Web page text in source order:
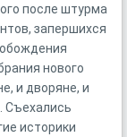
после штурма
запершихся
нового
и дворяне, и
Съехались
историки